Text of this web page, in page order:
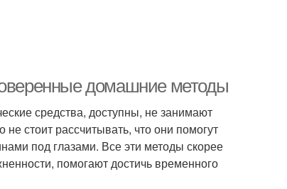
домашние методы
средства, доступны, не занимают
стоит рассчитывать, что они помогут
под глазами. Все эти методы скорее
помогают достичь временного